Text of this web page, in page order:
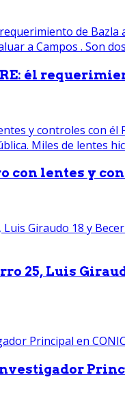
él
con lentes y
25, Luis